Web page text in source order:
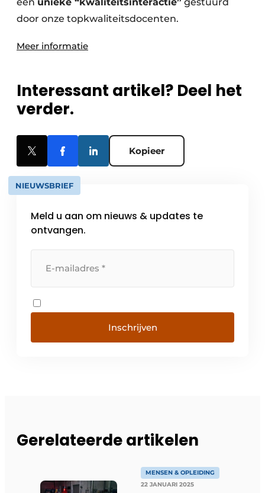
door onze topkwaliteitsdocenten.
Meer informatie
Interessant artikel? Deel het
verder.
Kopieer
NIEUWSBRIEF
Meld u aan om nieuws & updates te
ontvangen.
Inschrijven
Gerelateerde artikelen
MENSEN & OPLEIDING
22 JANUARI 2025